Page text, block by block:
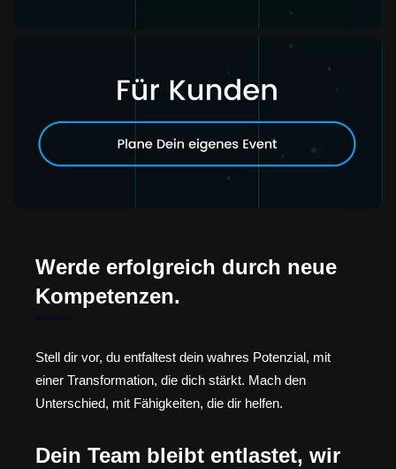
Werde erfolgreich durch neue
Kompetenzen.
Stell dir vor, du entfaltest dein wahres Potenzial, mit
einer Transformation, die dich stärkt. Mach den
Unterschied, mit Fähigkeiten, die dir helfen.
Dein Team bleibt entlastet, wir